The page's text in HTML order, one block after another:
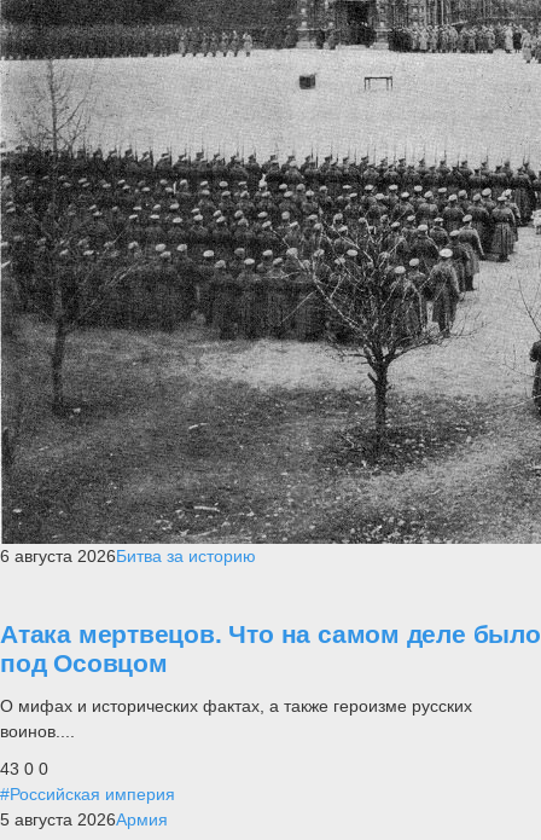
6 августа 2026Битва за историю
Атака мертвецов. Что на самом деле было
под Осовцом
О мифах и исторических фактах, а также героизме русских
воинов....
43 0 0
#Российская империя
5 августа 2026Армия